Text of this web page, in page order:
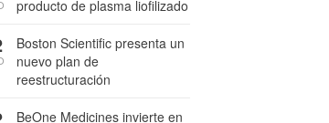
producto de plasma liofilizado
Boston Scientific presenta un
nuevo plan de
reestructuración
BeOne Medicines invierte en